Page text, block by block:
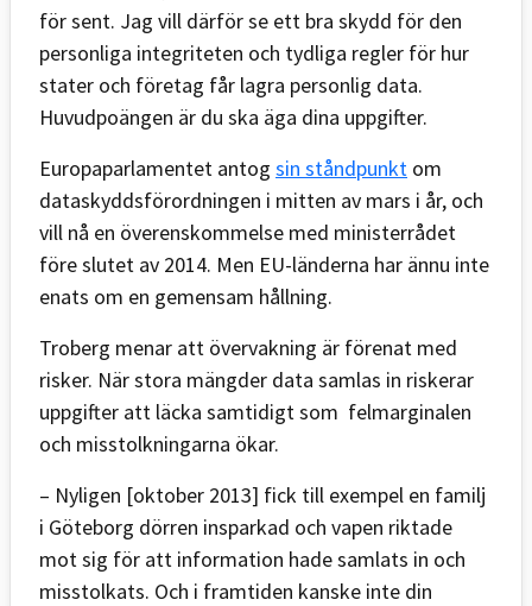
för sent. Jag vill därför se ett bra skydd för den
personliga integriteten och tydliga regler för hur
stater och företag får lagra personlig data.
Huvudpoängen är du ska äga dina uppgifter.
Europaparlamentet antog sin ståndpunkt om
dataskyddsförordningen i mitten av mars i år, och
vill nå en överenskommelse med ministerrådet
före slutet av 2014. Men EU-länderna har ännu inte
enats om en gemensam hållning.
Troberg menar att övervakning är förenat med
risker. När stora mängder data samlas in riskerar
uppgifter att läcka samtidigt som felmarginalen
och misstolkningarna ökar.
– Nyligen [oktober 2013] fick till exempel en familj
i Göteborg dörren insparkad och vapen riktade
mot sig för att information hade samlats in och
misstolkats. Och i framtiden kanske inte din